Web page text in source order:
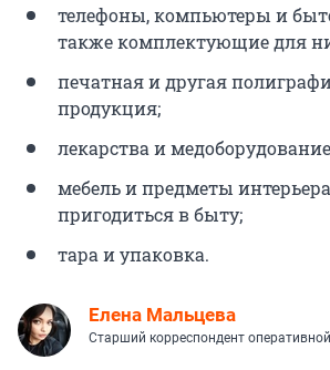
телефоны, компьютеры и
также комплектующие для
печатная и другая
продукция;
лекарства и
мебель и предметы
пригодиться в быту;
тара и упаковка.
Елена Мальцева
Старший корреспондент